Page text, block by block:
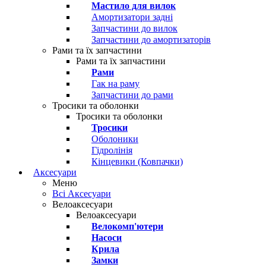
Мастило для вилок
Амортизатори задні
Запчастини до вилок
Запчастини до амортизаторів
Рами та їх запчастини
Рами та їх запчастини
Рами
Гак на раму
Запчастини до рами
Тросики та оболонки
Тросики та оболонки
Тросики
Оболоники
Гідролінія
Кінцевики (Ковпачки)
Аксесуари
Меню
Всі Аксесуари
Велоаксесуари
Велоаксесуари
Велокомп'ютери
Насоси
Крила
Замки